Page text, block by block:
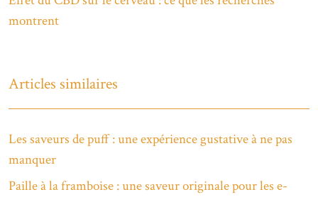
montrent
Articles similaires
Les saveurs de puff : une expérience gustative à ne pas
manquer
Paille à la framboise : une saveur originale pour les e-